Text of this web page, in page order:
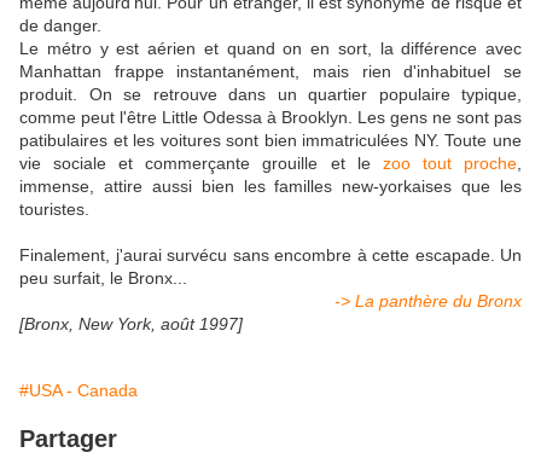
de danger.
Le métro y est aérien et quand on en sort, la différence avec
Manhattan frappe instantanément, mais rien d'inhabituel se
produit. On se retrouve dans un quartier populaire typique,
comme peut l'être Little Odessa à Brooklyn. Les gens ne sont pas
patibulaires et les voitures sont bien immatriculées NY. Toute une
vie sociale et commerçante grouille et le zoo tout proche
immense, attire aussi bien les familles new-yorkaises que les
touristes.
Finalement, j'aurai survécu sans encombre à cette escapade. Un
peu surfait, le Bronx...
-> La panthère du Bronx
[Bronx, New York, août 1997]
#USA - Canada
Partager